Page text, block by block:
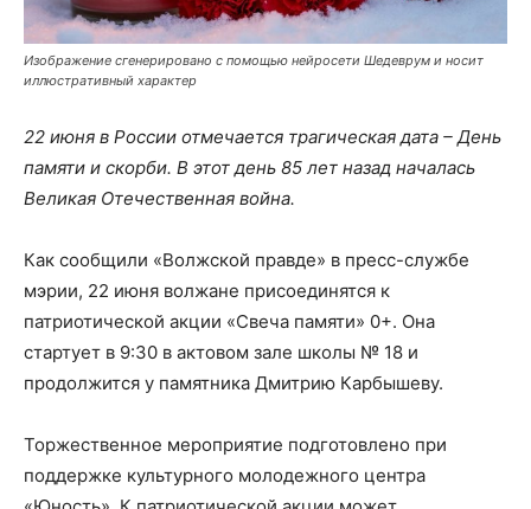
Изображение сгенерировано с помощью нейросети Шедеврум и носит
иллюстративный характер
22 июня в России отмечается трагическая дата – День
памяти и скорби. В этот день 85 лет назад началась
Великая Отечественная война.
Как сообщили «Волжской правде» в пресс-службе
мэрии, 22 июня волжане присоединятся к
патриотической акции «Свеча памяти» 0+. Она
стартует в 9:30 в актовом зале школы № 18 и
продолжится у памятника Дмитрию Карбышеву.
Торжественное мероприятие подготовлено при
поддержке культурного молодежного центра